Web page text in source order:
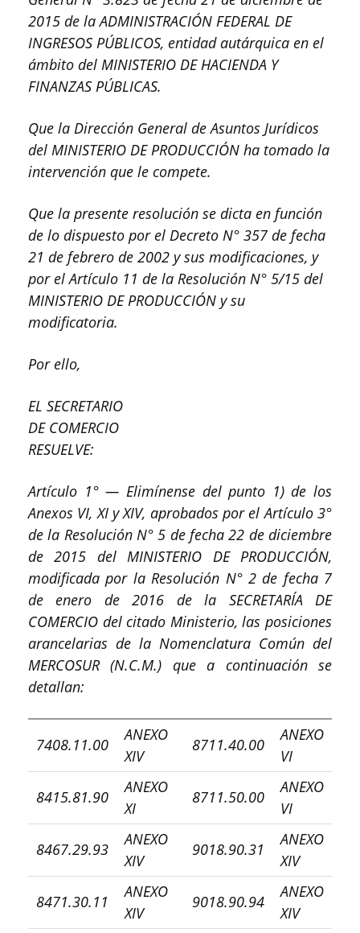
2015 de la ADMINISTRACIÓN FEDERAL DE
INGRESOS PÚBLICOS, entidad autárquica en el
ámbito del MINISTERIO DE HACIENDA Y
FINANZAS PÚBLICAS.
Que la Dirección General de Asuntos Jurídicos
del MINISTERIO DE PRODUCCIÓN ha tomado la
intervención que le compete.
Que la presente resolución se dicta en función
de lo dispuesto por el Decreto N° 357 de fecha
21 de febrero de 2002 y sus modificaciones, y
por el Artículo 11 de la Resolución N° 5/15 del
MINISTERIO DE PRODUCCIÓN y su
modificatoria.
Por ello,
EL SECRETARIO
DE COMERCIO
RESUELVE:
Artículo 1° — Elimínense del punto 1) de los
Anexos VI, XI y XIV, aprobados por el Artículo 3°
de la Resolución N° 5 de fecha 22 de diciembre
de 2015 del MINISTERIO DE PRODUCCIÓN,
modificada por la Resolución N° 2 de fecha 7
de enero de 2016 de la SECRETARÍA DE
COMERCIO del citado Ministerio, las posiciones
arancelarias de la Nomenclatura Común del
MERCOSUR (N.C.M.) que a continuación se
detallan:
7408.11.00
ANEXO
XIV
8711.40.00
ANEXO
VI
8415.81.90
ANEXO
XI
8711.50.00
ANEXO
VI
8467.29.93
ANEXO
XIV
9018.90.31
ANEXO
XIV
8471.30.11
ANEXO
XIV
9018.90.94
ANEXO
XIV